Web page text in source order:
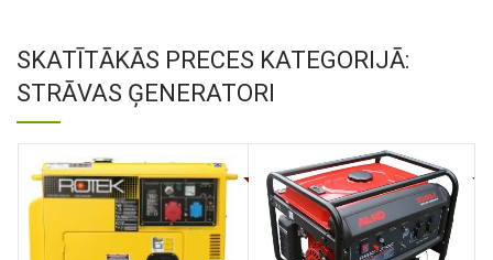
SKATĪTĀKĀS PRECES KATEGORIJĀ:
STRĀVAS ĢENERATORI